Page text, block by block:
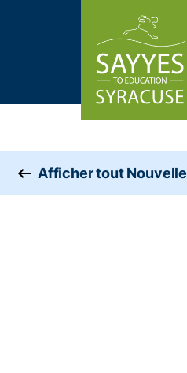
Afficher tout